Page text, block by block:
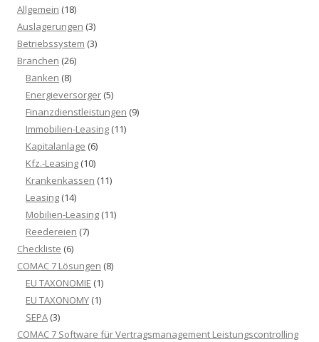
Allgemein (18)
Auslagerungen (3)
Betriebssystem (3)
Branchen (26)
Banken (8)
Energieversorger (5)
Finanzdienstleistungen (9)
Immobilien-Leasing (11)
Kapitalanlage (6)
Kfz.-Leasing (10)
Krankenkassen (11)
Leasing (14)
Mobilien-Leasing (11)
Reedereien (7)
Checkliste (6)
COMAC 7 Lösungen (8)
EU TAXONOMIE (1)
EU TAXONOMY (1)
SEPA (3)
COMAC 7 Software für Vertragsmanagement Leistungscontrolling